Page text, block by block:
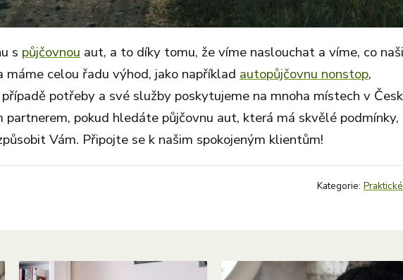
s půjčovnou aut, a to díky tomu, že víme naslouchat a víme, co naši
máme celou řadu výhod, jako například autopůjčovnu nonstop,
potřeby a své služby poskytujeme na mnoha místech v
pokud hledáte půjčovnu aut, která má skvělé podmínky,
Vám. Připojte se k našim spokojeným klientům!
Kategorie: